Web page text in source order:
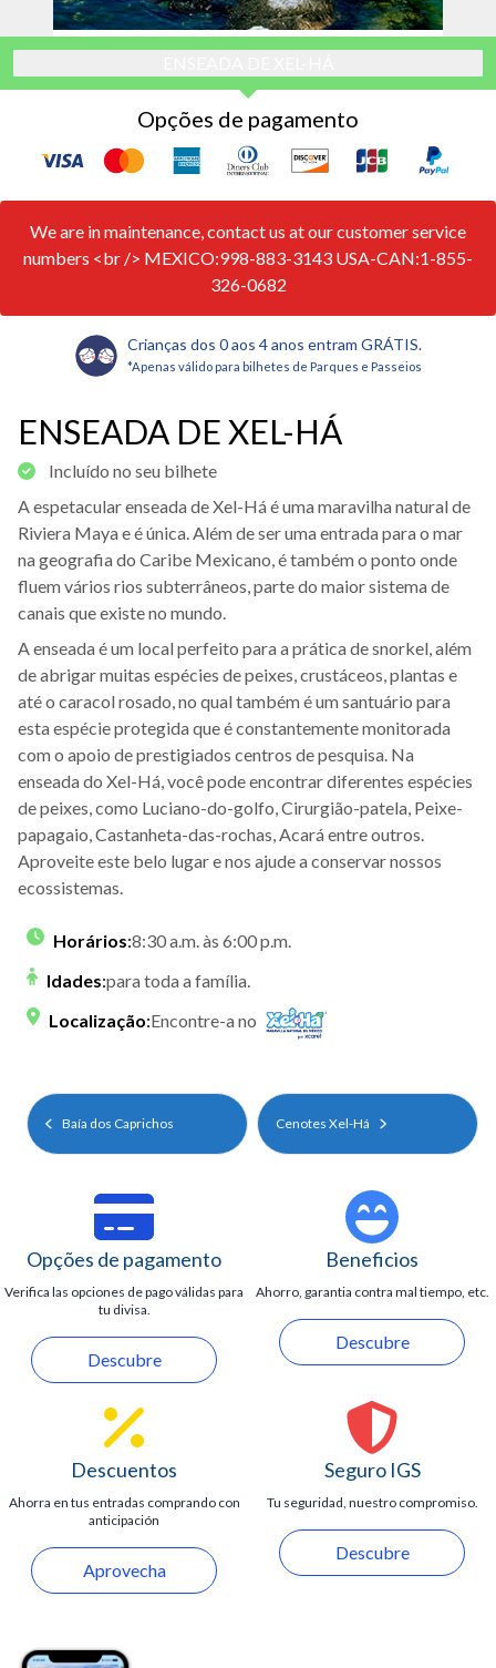
Opções de pagamento
We are in maintenance, contact us at our customer service
numbers <br /> MEXICO:998-883-3143 USA-CAN:1-855-
326-0682
Crianças dos 0 aos 4 anos entram GRÁTIS.
*Apenas válido para bilhetes de Parques e Passeios
ENSEADA DE XEL-HÁ
Incluído no seu bilhete
A espetacular enseada de Xel-Há é uma maravilha natural de
Riviera Maya e é única. Além de ser uma entrada para o mar
na geografia do Caribe Mexicano, é também o ponto onde
fluem vários rios subterrâneos, parte do maior sistema de
canais que existe no mundo.
A enseada é um local perfeito para a prática de snorkel, além
de abrigar muitas espécies de peixes, crustáceos, plantas e
até o caracol rosado, no qual também é um santuário para
esta espécie protegida que é constantemente monitorada
com o apoio de prestigiados centros de pesquisa. Na
enseada do Xel-Há, você pode encontrar diferentes espécies
de peixes, como Luciano-do-golfo, Cirurgião-patela, Peixe-
papagaio, Castanheta-das-rochas, Acará entre outros.
Aproveite este belo lugar e nos ajude a conservar nossos
ecossistemas.
Horários:8:30 a.m. às 6:00 p.m.
Idades:para toda a família.
Localização:Encontre-a no
Baía dos Caprichos Cenotes Xel-Há
Opções de pagamento
Verifica las opciones de pago válidas para
tu divisa.
Descubre
Beneficios
Ahorro, garantia contra mal tiempo, etc.
Descubre
Descuentos
Ahorra en tus entradas comprando con
anticipación
Aprovecha
Seguro IGS
Tu seguridad, nuestro compromiso.
Descubre